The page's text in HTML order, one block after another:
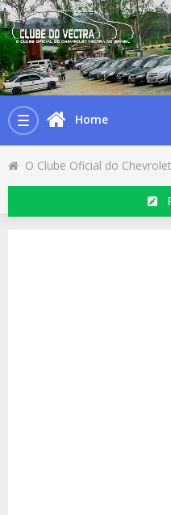
Toggle
navigation
Home
O Clube Oficial do